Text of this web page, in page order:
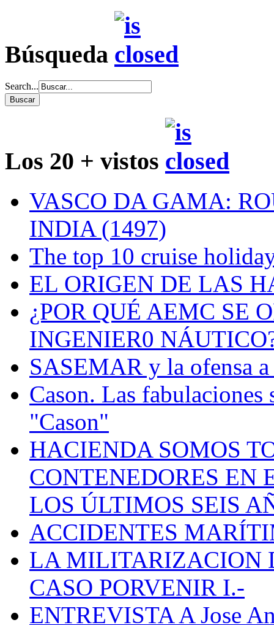
Búsqueda
Search...
Los 20 + vistos
VASCO DA GAMA:
INDIA (1497)
The top 10 cruise
EL ORIGEN DE LAS
¿POR QUÉ AEMC SE
INGENIER0
SASEMAR y la ofensa a
Cason. Las fabulaciones
"Cason"
HACIENDA SOMOS
CONTENEDORES EN
LOS ÚLTIMOS SEIS
ACCIDENTES
LA MILITARIZACION
CASO PORVENIR I.-
ENTREVISTA A Jose